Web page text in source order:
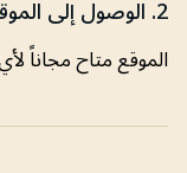
2. الوصول إلى الموقع
الموقع متاح مجاناً